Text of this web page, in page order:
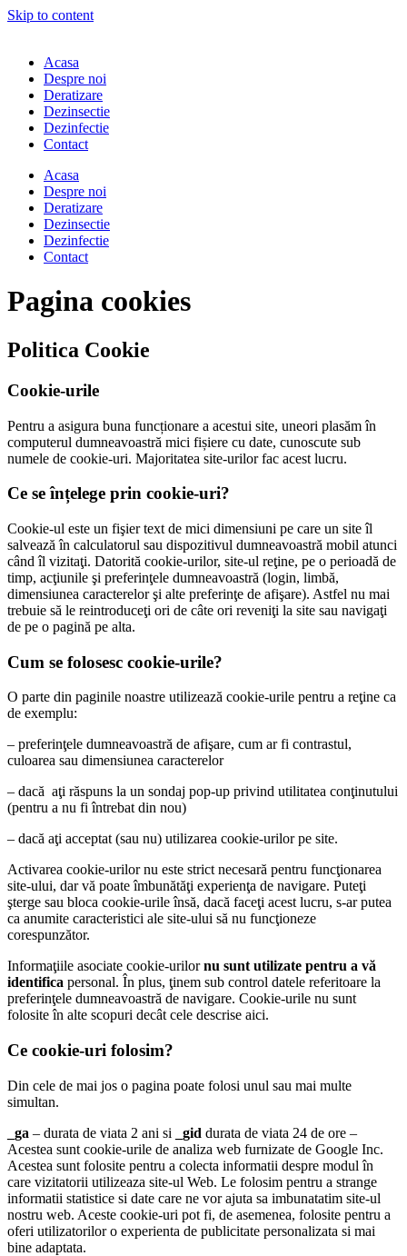
Skip to content
Acasa
Despre noi
Deratizare
Dezinsectie
Dezinfectie
Contact
Acasa
Despre noi
Deratizare
Dezinsectie
Dezinfectie
Contact
Pagina cookies
Politica Cookie
Cookie-urile
Pentru a asigura buna funcționare a acestui site, uneori plasăm în
computerul dumneavoastră mici fișiere cu date, cunoscute sub
numele de cookie-uri. Majoritatea site-urilor fac acest lucru.
Ce se înțelege prin cookie-uri?
Cookie-ul este un fişier text de mici dimensiuni pe care un site îl
salvează în calculatorul sau dispozitivul dumneavoastră mobil atunci
când îl vizitaţi. Datorită cookie-urilor, site-ul reţine, pe o perioadă de
timp, acţiunile şi preferinţele dumneavoastră (login, limbă,
dimensiunea caracterelor şi alte preferinţe de afişare). Astfel nu mai
trebuie să le reintroduceţi ori de câte ori reveniţi la site sau navigaţi
de pe o pagină pe alta.
Cum se folosesc cookie-urile?
O parte din paginile noastre utilizează cookie-urile pentru a reţine ca
de exemplu:
– preferinţele dumneavoastră de afişare, cum ar fi contrastul,
culoarea sau dimensiunea caracterelor
– dacă aţi răspuns la un sondaj pop-up privind utilitatea conţinutului
(pentru a nu fi întrebat din nou)
– dacă aţi acceptat (sau nu) utilizarea cookie-urilor pe site.
Activarea cookie-urilor nu este strict necesară pentru funcţionarea
site-ului, dar vă poate îmbunătăţi experienţa de navigare. Puteţi
şterge sau bloca cookie-urile însă, dacă faceţi acest lucru, s-ar putea
ca anumite caracteristici ale site-ului să nu funcţioneze
corespunzător.
Informaţiile asociate cookie-urilornu sunt utilizate pentru a vă
identifica personal. În plus, ţinem sub control datele referitoare la
preferinţele dumneavoastră de navigare. Cookie-urile nu sunt
folosite în alte scopuri decât cele descrise aici.
Ce cookie-uri folosim?
Din cele de mai jos o pagina poate folosi unul sau mai multe
simultan.
_ga – durata de viata 2 ani si _gid durata de viata 24 de ore –
Acestea sunt cookie-urile de analiza web furnizate de Google Inc.
Acestea sunt folosite pentru a colecta informatii despre modul în
care vizitatorii utilizeaza site-ul Web. Le folosim pentru a strange
informatii statistice si date care ne vor ajuta sa imbunatatim site-ul
nostru web. Aceste cookie-uri pot fi, de asemenea, folosite pentru a
oferi utilizatorilor o experienta de publicitate personalizata si mai
bine adaptata.